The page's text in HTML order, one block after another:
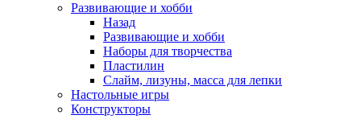
Развивающие и хобби
Назад
Развивающие и хобби
Наборы для творчества
Пластилин
Слайм, лизуны, масса для лепки
Настольные игры
Конструкторы